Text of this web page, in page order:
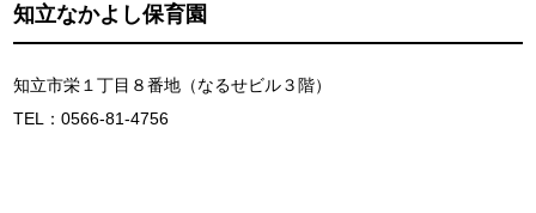
知立なかよし保育園
知立市栄１丁目８番地（なるせビル３階）
TEL：0566-81-4756